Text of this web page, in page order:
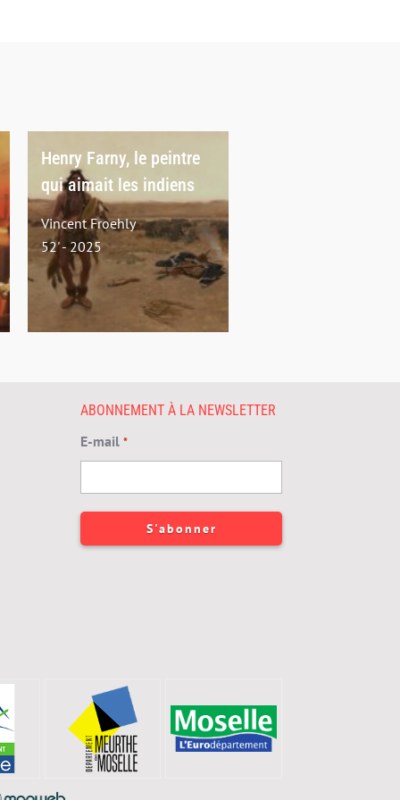
Henry Farny, le peintre
qui aimait les indiens
Vincent Froehly
52' - 2025
ABONNEMENT À LA NEWSLETTER
E-mail *